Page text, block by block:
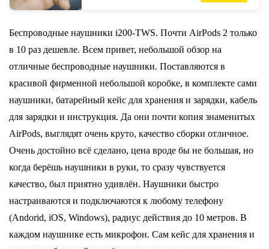
Беспроводные наушники i200-TWS. Почти AirPods 2 только
в 10 раз дешевле. Всем привет, небольшой обзор на
отличные беспроводные наушники. Поставляются в
красивой фирменной небольшой коробке, в комплекте сами
наушники, батарейный кейс для хранения и зарядки, кабель
для зарядки и инструкция. Да они почти копия знаменитых
AirPods, выглядят очень круто, качество сборки отличное.
Очень достойно всё сделано, цена вроде бы не большая, но
когда берёшь наушники в руки, то сразу чувствуется
качество, был приятно удивлён. Наушники быстро
настраиваются и подключаются к любому телефону
(Andorid, iOS, Windows), радиус действия до 10 метров. В
каждом наушнике есть микрофон. Сам кейс для хранения и